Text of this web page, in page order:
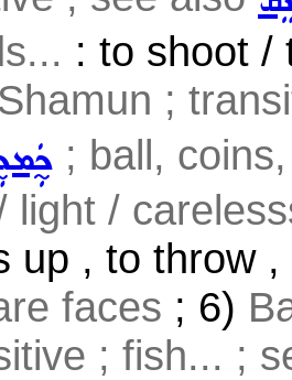
: to shoot
;
; ball,
light /
up , to throw
faces ; 6)
; fish... ;